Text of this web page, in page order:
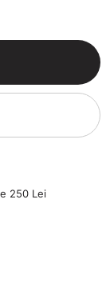
250 Lei